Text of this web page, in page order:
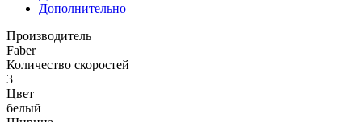
Дополнительно
Производитель
Faber
Количество скоростей
3
Цвет
белый